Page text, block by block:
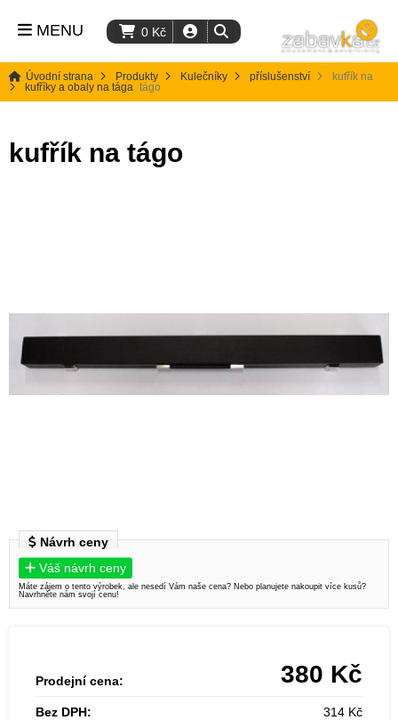
0 Kč
MENU
Úvodní strana Produkty Kulečníky
příslušenství
kufříky a obaly na tága
kufřík na
tágo
kufřík na tágo
Návrh ceny
Váš návrh ceny
Máte zájem o tento výrobek, ale nesedí Vám naše cena? Nebo planujete nakoupit více kusů?
Navrhněte nám svojí cenu!
Prodejní cena: 380 Kč
Bez DPH: 314 Kč